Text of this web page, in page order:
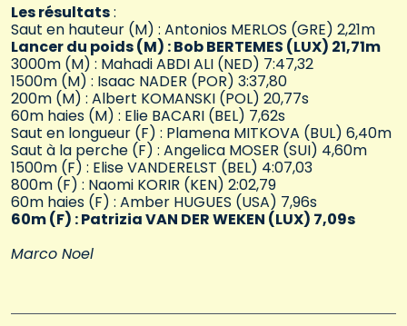
Les résultats:
Saut en hauteur (M) : Antonios MERLOS (GRE) 2,21m
Lancer du poids (M) : Bob BERTEMES (LUX) 21,71m
3000m (M) : Mahadi ABDI ALI (NED) 7:47,32
1500m (M) : Isaac NADER (POR) 3:37,80
200m (M) : Albert KOMANSKI (POL) 20,77s
60m haies (M) : Elie BACARI (BEL) 7,62s
Saut en longueur (F) : Plamena MITKOVA (BUL) 6,40m
Saut à la perche (F) : Angelica MOSER (SUI) 4,60m
1500m (F) : Elise VANDERELST (BEL) 4:07,03
800m (F) : Naomi KORIR (KEN) 2:02,79
60m haies (F) : Amber HUGUES (USA) 7,96s
60m (F) : Patrizia VAN DER WEKEN (LUX) 7,09s
Marco Noel